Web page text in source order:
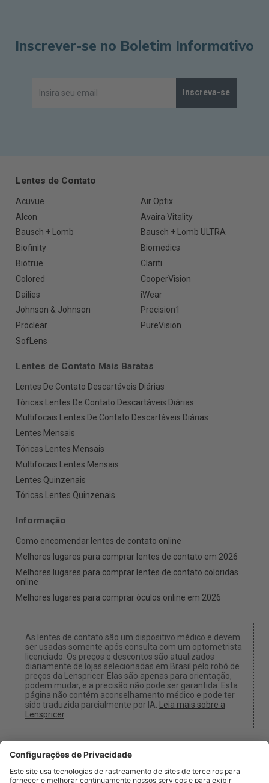
Inscrever-se no Boletim Informativo
Inscreva-se
Lentes de Contato
Acuvue
Air Optix
Alcon
Avaira Vitality
Bausch + Lomb
Bausch + Lomb ULTRA
Biofinity
Biomedics
Biotrue
Clariti
Colored
CooperVision
Dailies
iWear
Johnson & Johnson
Precision1
Proclear
PureVision
SofLens
Lentes de Contato Mais Baratas
Lentes De Contato Descartáveis Diárias
Tóricas Lentes De Contato Descartáveis Diárias
Multifocais Lentes De Contato Descartáveis Diárias
Lentes Mensais
Tóricas Lentes Mensais
Multifocais Lentes Mensais
Lentes Quinzenais
Tóricas Lentes Quinzenais
Informação
Como encomendar lentes de contato online
Melhores lugares para comprar lentes de contato em 2026
Melhores lugares para comprar lentes de contato coloridas
online
Melhores lugares para comprar óculos online em 2026
As lentes de contato são um dispositivo médico e devem
ser usadas somente após consulta com um optometrista
licenciado. Os preços e descontos são atualizados
diariamente de lojas selecionadas em Brasil pelo robô de
preços da Lenspricer. Elas são apenas para orientação,
podem mudar, e a precisão não pode ser garantida. Esta
página não contém aconselhamento médico e pode ter
sido traduzida parcialmente por IA. Leia mais sobre a
Lenspricer.